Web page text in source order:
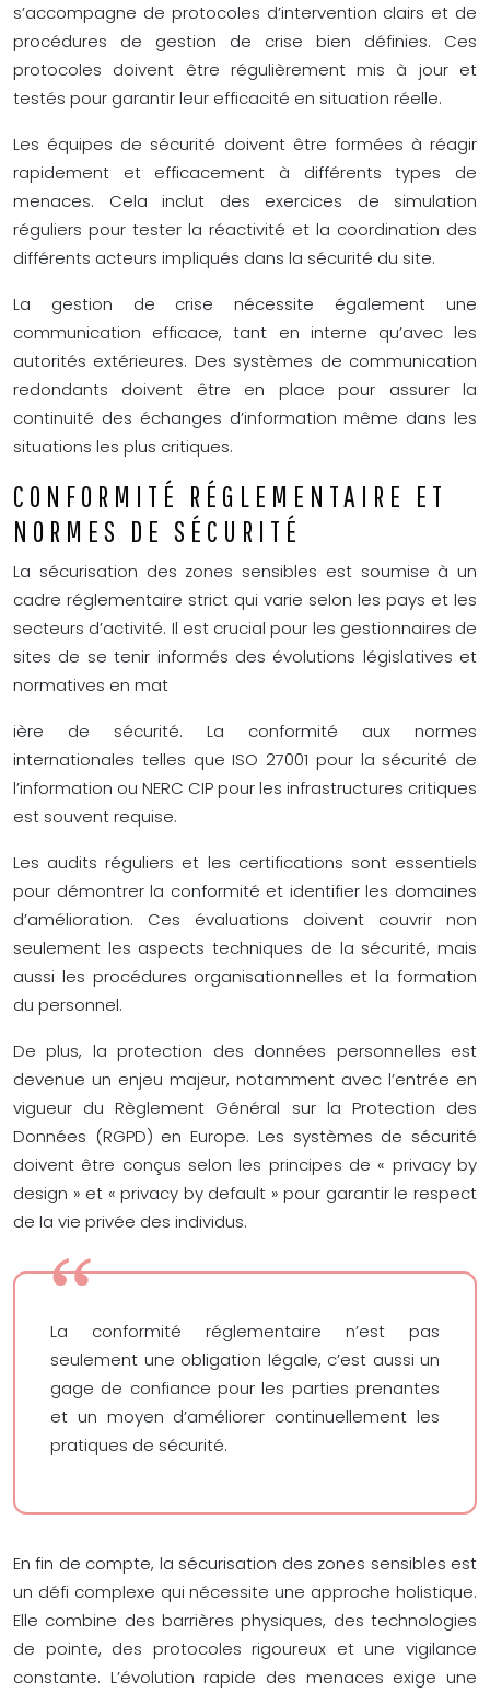
s’accompagne de protocoles d’intervention clairs et de
procédures de gestion de crise bien définies. Ces
protocoles doivent être régulièrement mis à jour et
testés pour garantir leur efficacité en situation réelle.
Les équipes de sécurité doivent être formées à réagir
rapidement et efficacement à différents types de
menaces. Cela inclut des exercices de simulation
réguliers pour tester la réactivité et la coordination des
différents acteurs impliqués dans la sécurité du site.
La gestion de crise nécessite également une
communication efficace, tant en interne qu’avec les
autorités extérieures. Des systèmes de communication
redondants doivent être en place pour assurer la
continuité des échanges d’information même dans les
situations les plus critiques.
CONFORMITÉ RÉGLEMENTAIRE ET
NORMES DE SÉCURITÉ
La sécurisation des zones sensibles est soumise à un
cadre réglementaire strict qui varie selon les pays et les
secteurs d’activité. Il est crucial pour les gestionnaires de
sites de se tenir informés des évolutions législatives et
normatives en mat
ière de sécurité. La conformité aux normes
internationales telles que ISO 27001 pour la sécurité de
l’information ou NERC CIP pour les infrastructures critiques
est souvent requise.
Les audits réguliers et les certifications sont essentiels
pour démontrer la conformité et identifier les domaines
d’amélioration. Ces évaluations doivent couvrir non
seulement les aspects techniques de la sécurité, mais
aussi les procédures organisationnelles et la formation
du personnel.
De plus, la protection des données personnelles est
devenue un enjeu majeur, notamment avec l’entrée en
vigueur du Règlement Général sur la Protection des
Données (RGPD) en Europe. Les systèmes de sécurité
doivent être conçus selon les principes de « privacy by
design » et « privacy by default » pour garantir le respect
de la vie privée des individus.
La conformité réglementaire n’est pas
seulement une obligation légale, c’est aussi un
gage de confiance pour les parties prenantes
et un moyen d’améliorer continuellement les
pratiques de sécurité.
En fin de compte, la sécurisation des zones sensibles est
un défi complexe qui nécessite une approche holistique.
Elle combine des barrières physiques, des technologies
de pointe, des protocoles rigoureux et une vigilance
constante. L’évolution rapide des menaces exige une